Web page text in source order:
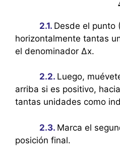
2.1. Desde el punto
horizontalmente tantas
el denominador Δx.
2.2. Luego,
arriba si es positivo,
tantas unidades como
2.3. Marca el
posición final.